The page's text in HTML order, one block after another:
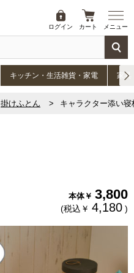
ログイン カート メニュー
キッチン・生活雑貨・家電 家具
掛けふとん キャラクター添い寝
本体￥ 3,800
(税込￥ 4,180 )